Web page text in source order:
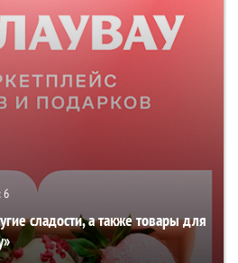
6
сладости, а также товары для